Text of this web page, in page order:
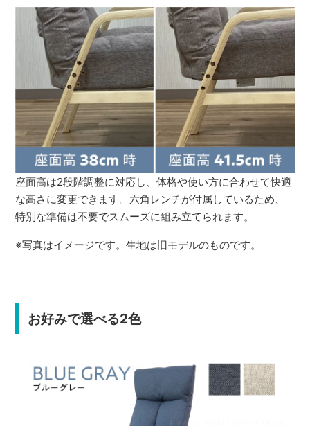
座面高は2段階調整に対応し、体格や使い方に合わせて快適
な高さに変更できます。六角レンチが付属しているため、
特別な準備は不要でスムーズに組み立てられます。
※写真はイメージです。生地は旧モデルのものです。
お好みで選べる2色